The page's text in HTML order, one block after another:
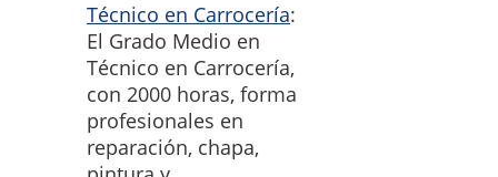
Técnico en Carrocería:
El Grado Medio en
Técnico en Carrocería,
con 2000 horas, forma
profesionales en
reparación, chapa,